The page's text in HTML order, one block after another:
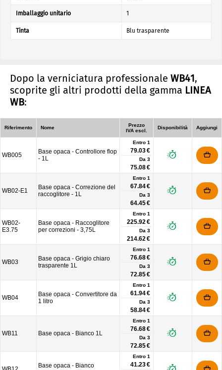
Imballaggio unitario 1
Tinta Blu trasparente
Dopo la verniciatura professionale WB41,
scoprite gli altri prodotti della gamma LINEA
WB:
Riferimento Nome
Prezzo
IVA escl.
Disponibilità Aggiungi
WB005
Base opaca - Controllore flop
- 1L
Entro 1
79.03 €
Da 3
75.08 €
WB02-E1
Base opaca - Correzione del
raccoglitore - 1L
Entro 1
67.84 €
Da 3
64.45 €
WB02-
E3.75
Base opaca - Raccoglitore
per correzioni - 3,75L
Entro 1
225.92 €
Da 3
214.62 €
WB03
Base opaca - Grigio chiaro
trasparente 1L
Entro 1
76.68 €
Da 3
72.85 €
WB04
Base opaca - Convertitore da
1 litro
Entro 1
61.94 €
Da 3
58.84 €
WB11 Base opaca - Bianco 1L
Entro 1
76.68 €
Da 3
72.85 €
Base opaca - Bianco
Entro 1
41.23 €